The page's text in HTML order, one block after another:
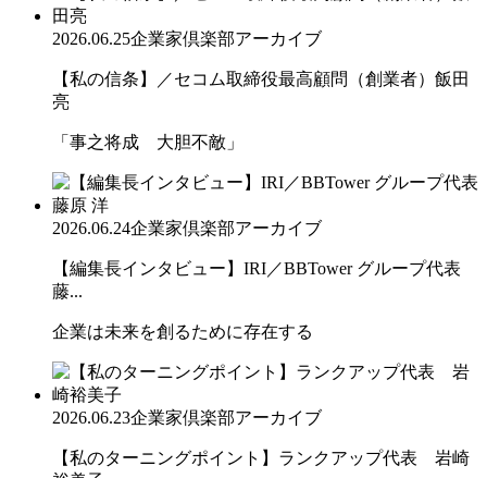
2026.06.25企業家倶楽部アーカイブ
【私の信条】／セコム取締役最高顧問（創業者）飯田
亮
「事之将成 大胆不敵」
2026.06.24企業家倶楽部アーカイブ
【編集長インタビュー】IRI／BBTower グループ代表
藤...
企業は未来を創るために存在する
2026.06.23企業家倶楽部アーカイブ
【私のターニングポイント】ランクアップ代表 岩崎